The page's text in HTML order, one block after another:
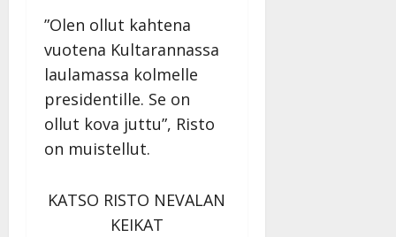
”Olen ollut kahtena
vuotena Kultarannassa
laulamassa kolmelle
presidentille. Se on
ollut kova juttu”, Risto
on muistellut.
KATSO RISTO NEVALAN
KEIKAT